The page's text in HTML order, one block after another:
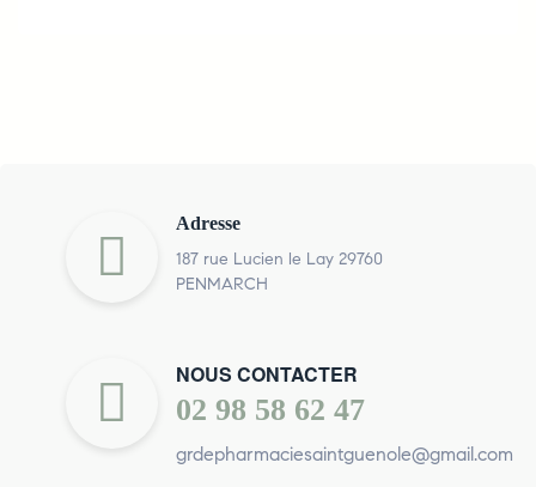
Adresse
187 rue Lucien le Lay 29760
PENMARCH
NOUS CONTACTER
02 98 58 62 47
grdepharmaciesaintguenole@gmail.com